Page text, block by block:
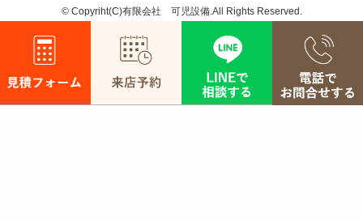
©Copyriht(C)有限会社 可児設備.All Rights Reserved.